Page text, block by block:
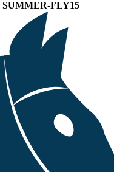
SUMMER-FLY15